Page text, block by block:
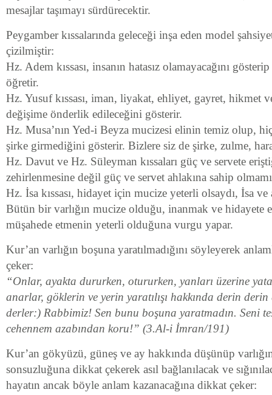
mesajlar taşımayı sürdürecektir.
Peygamber kıssalarında geleceği inşa eden model
çizilmiştir:
Hz. Adem kıssası, insanın hatasız olamayacağını
öğretir.
Hz. Yusuf kıssası, iman, liyakat, ehliyet, gayret, hikmet
değişime önderlik edileceğini gösterir.
Hz. Musa’nın Yed-i Beyza mucizesi elinin temiz olup,
şirke girmediğini gösterir. Bizlere siz de şirke, zulme,
Hz. Davut ve Hz. Süleyman kıssaları güç ve servete
zehirlenmesine değil güç ve servet ahlakına sahip
Hz. İsa kıssası, hidayet için mucize yeterli olsaydı, İsa
Bütün bir varlığın mucize olduğu, inanmak ve hidayete
müşahede etmenin yeterli olduğuna vurgu yapar.
Kur’an varlığın boşuna yaratılmadığını söyleyerek
çeker:
“Onlar, ayakta dururken, otururken, yanları üzerine
anarlar, göklerin ve yerin yaratılışı hakkında derin
derler:) Rabbimiz! Sen bunu boşuna yaratmadın. Seni
cehennem azabından koru!” (3.Al-i İmran/191)
Kur’an gökyüzü, güneş ve ay hakkında düşünüp
sonsuzluğuna dikkat çekerek asıl bağlanılacak ve
hayatın ancak böyle anlam kazanacağına dikkat çeker: